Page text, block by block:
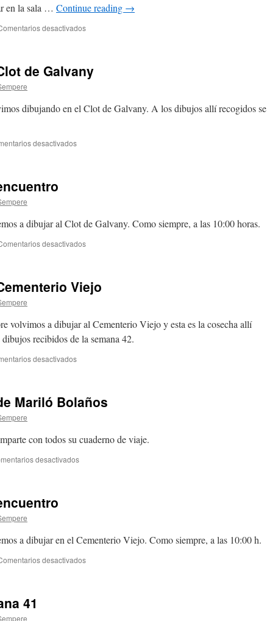
en la sala … Continue reading →
desactivados
encuentro
de Galvany
dibujando en el Clot de Galvany. A los dibujos allí recogidos se
desactivados
Galvany
a dibujar al Clot de Galvany. Como siempre, a las 10:00 horas.
desactivados
encuentro
Viejo
volvimos a dibujar al Cementerio Viejo y esta es la cosecha allí
recibidos de la semana 42.
desactivados
el
Mariló Bolaños
con todos su cuaderno de viaje.
desactivados
a dibujar en el Cementerio Viejo. Como siempre, a las 10:00 h.
desactivados
41